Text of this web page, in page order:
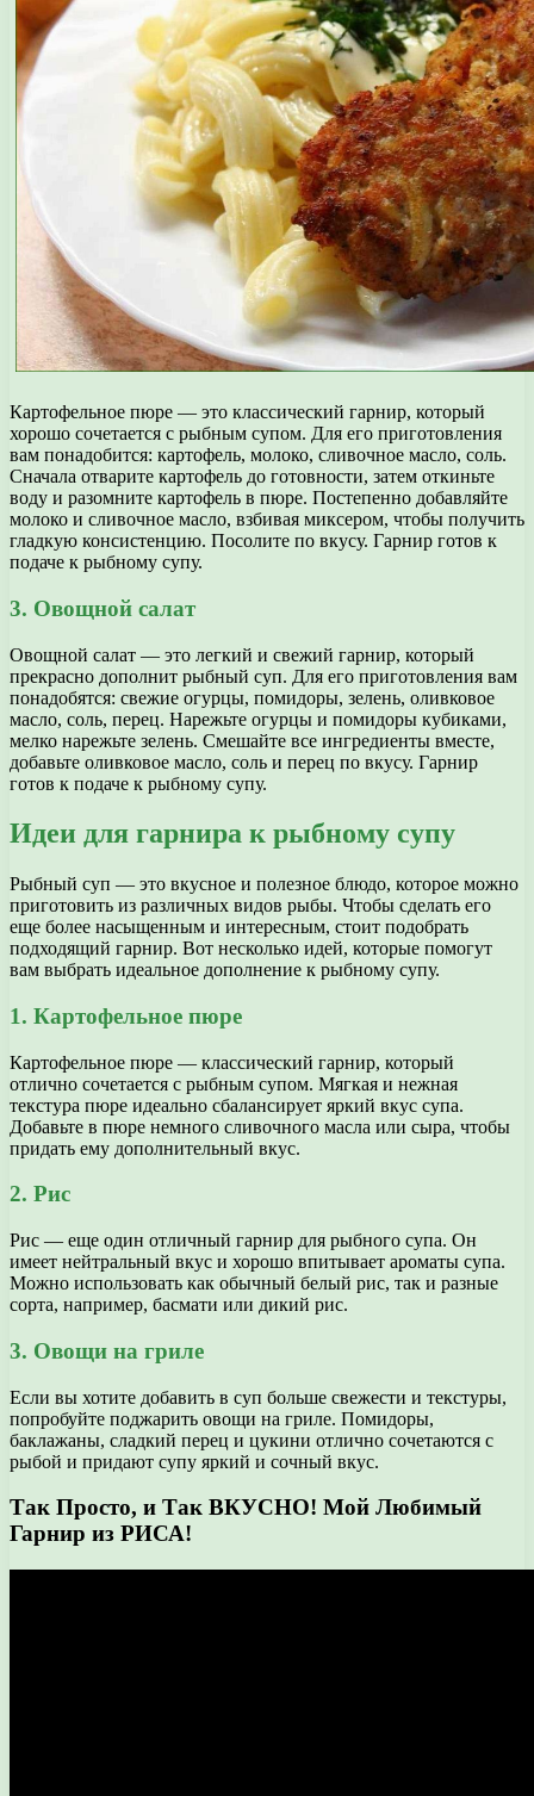
Картофельное пюре — это классический гарнир, который
хорошо сочетается с рыбным супом. Для его приготовления
вам понадобится: картофель, молоко, сливочное масло, соль.
Сначала отварите картофель до готовности, затем откиньте
воду и разомните картофель в пюре. Постепенно добавляйте
молоко и сливочное масло, взбивая миксером, чтобы получить
гладкую консистенцию. Посолите по вкусу. Гарнир готов к
подаче к рыбному супу.
3. Овощной салат
Овощной салат — это легкий и свежий гарнир, который
прекрасно дополнит рыбный суп. Для его приготовления вам
понадобятся: свежие огурцы, помидоры, зелень, оливковое
масло, соль, перец. Нарежьте огурцы и помидоры кубиками,
мелко нарежьте зелень. Смешайте все ингредиенты вместе,
добавьте оливковое масло, соль и перец по вкусу. Гарнир
готов к подаче к рыбному супу.
Идеи для гарнира к рыбному супу
Рыбный суп — это вкусное и полезное блюдо, которое можно
приготовить из различных видов рыбы. Чтобы сделать его
еще более насыщенным и интересным, стоит подобрать
подходящий гарнир. Вот несколько идей, которые помогут
вам выбрать идеальное дополнение к рыбному супу.
1. Картофельное пюре
Картофельное пюре — классический гарнир, который
отлично сочетается с рыбным супом. Мягкая и нежная
текстура пюре идеально сбалансирует яркий вкус супа.
Добавьте в пюре немного сливочного масла или сыра, чтобы
придать ему дополнительный вкус.
2. Рис
Рис — еще один отличный гарнир для рыбного супа. Он
имеет нейтральный вкус и хорошо впитывает ароматы супа.
Можно использовать как обычный белый рис, так и разные
сорта, например, басмати или дикий рис.
3. Овощи на гриле
Если вы хотите добавить в суп больше свежести и текстуры,
попробуйте поджарить овощи на гриле. Помидоры,
баклажаны, сладкий перец и цукини отлично сочетаются с
рыбой и придают супу яркий и сочный вкус.
Так Просто, и Так ВКУСНО! Мой Любимый
Гарнир из РИСА!